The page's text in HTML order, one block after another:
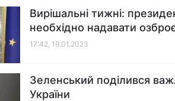
Вирішальні тижні:
необхідно надавати
17:42, 19.01.2023
Зеленський поділився
України